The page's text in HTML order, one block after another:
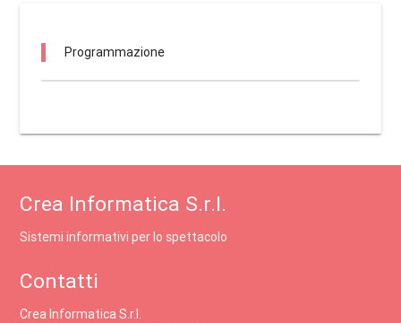
Programmazione
Crea Informatica S.r.l.
Sistemi informativi per lo spettacolo
Contatti
Crea Informatica S.r.l.